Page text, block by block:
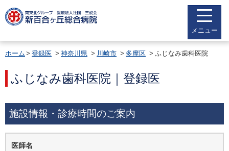
メニュー
ホーム 登録医 神奈川県 川崎市 多摩区 ふじなみ歯科医院
ふじなみ歯科医院｜登録医
施設情報・診療時間のご案内
医師名